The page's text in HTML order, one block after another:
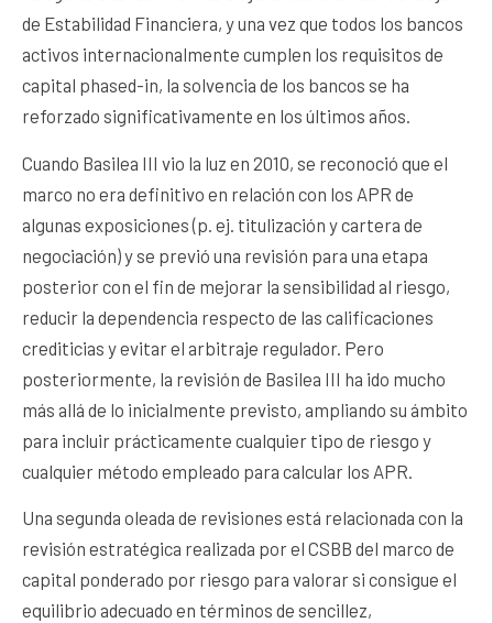
de Estabilidad Financiera, y una vez que todos los bancos
activos internacionalmente cumplen los requisitos de
capital phased-in, la solvencia de los bancos se ha
reforzado significativamente en los últimos años.
Cuando Basilea III vio la luz en 2010, se reconoció que el
marco no era definitivo en relación con los APR de
algunas exposiciones (p. ej. titulización y cartera de
negociación) y se previó una revisión para una etapa
posterior con el fin de mejorar la sensibilidad al riesgo,
reducir la dependencia respecto de las calificaciones
crediticias y evitar el arbitraje regulador. Pero
posteriormente, la revisión de Basilea III ha ido mucho
más allá de lo inicialmente previsto, ampliando su ámbito
para incluir prácticamente cualquier tipo de riesgo y
cualquier método empleado para calcular los APR.
Una segunda oleada de revisiones está relacionada con la
revisión estratégica realizada por el CSBB del marco de
capital ponderado por riesgo para valorar si consigue el
equilibrio adecuado en términos de sencillez,